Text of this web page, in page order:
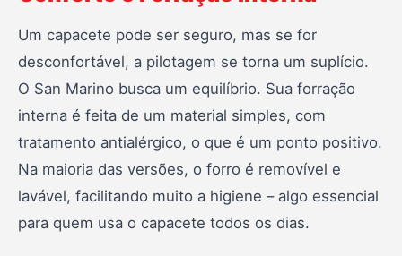
Um capacete pode ser seguro, mas se for
desconfortável, a pilotagem se torna um suplício.
O San Marino busca um equilíbrio. Sua forração
interna é feita de um material simples, com
tratamento antialérgico, o que é um ponto positivo.
Na maioria das versões, o forro é removível e
lavável, facilitando muito a higiene – algo essencial
para quem usa o capacete todos os dias.